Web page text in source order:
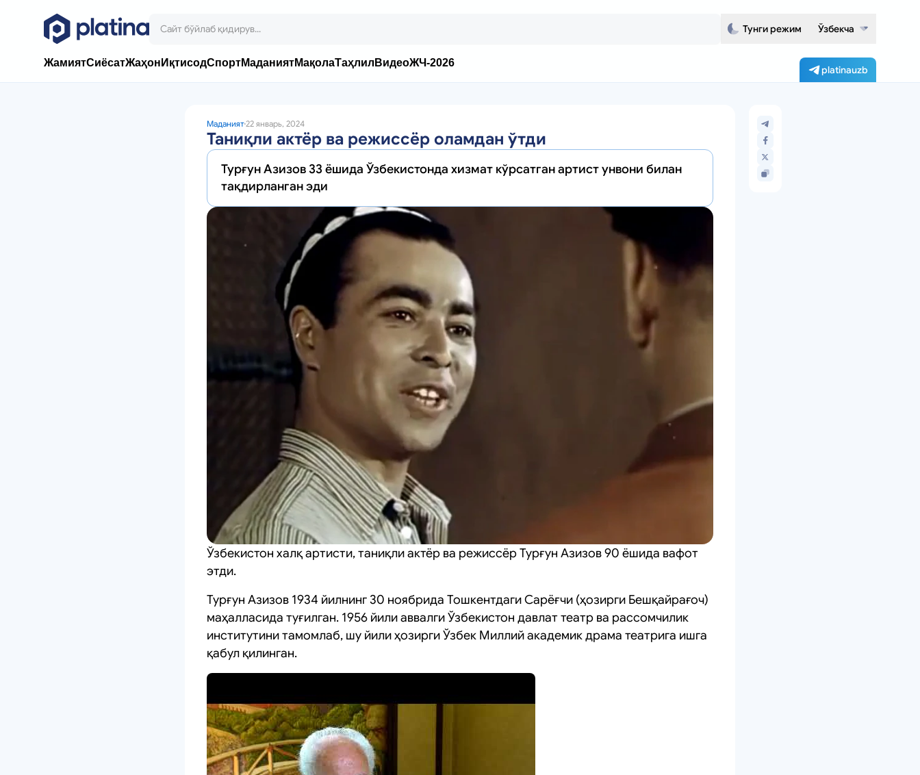
Тунги режим Ўзбекча
ЖамиятСиёсатЖаҳон ИқтисодСпортМаданиятМақолаТаҳлил ВидеоЖЧ-2026
platinauzb
Маданият22 январь, 2024
Таниқли актёр ва режиссёр оламдан ўтди
Турғун Азизов 33 ёшида Ўзбекистонда хизмат кўрсатган артист унвони билан
тақдирланган эди
Ўзбекистон халқ артисти, таниқли актёр ва режиссёр Турғун Азизов 90 ёшида вафот
этди.
Турғун Азизов 1934 йилнинг 30 ноябрида Тошкентдаги Сарёғчи (ҳозирги Бешқайрағоч)
маҳалласида туғилган. 1956 йили аввалги Ўзбекистон давлат театр ва рассомчилик
институтини тамомлаб, шу йили ҳозирги Ўзбек Миллий академик драма театрига ишга
қабул қилинган.